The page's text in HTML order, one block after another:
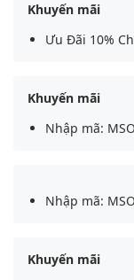
Khuyến mãi
Ưu Đãi 10%
Khuyến mãi
Nhập mã:
Nhập mã:
Khuyến mãi